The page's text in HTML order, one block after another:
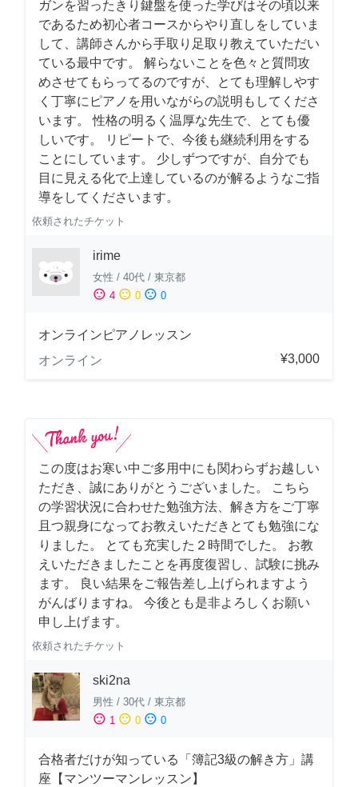
ガンを習ったきり鍵盤を使った学びはその頃以来
であるため初心者コースからやり直しをしていま
して、講師さんから手取り足取り教えていただい
ている最中です。 解らないことを色々と質問攻
めさせてもらってるのですが、とても理解しやす
く丁寧にピアノを用いながらの説明もしてくださ
います。 性格の明るく温厚な先生で、とても優
しいです。 リピートで、今後も継続利用をする
ことにしています。 少しずつですが、自分でも
目に見える化で上達しているのが解るようなご指
導をしてくださいます。
依頼されたチケット
irime
女性 / 40代 / 東京都
sentiment_satisfied 4 sentiment_neutral 0 sentiment_dissatisfied 0
オンラインピアノレッスン
オンライン
¥3,000
この度はお寒い中ご多用中にも関わらずお越しい
ただき、誠にありがとうございました。 こちら
の学習状況に合わせた勉強方法、解き方をご丁寧
且つ親身になってお教えいただきとても勉強にな
りました。 とても充実した２時間でした。 お教
えいただきましたことを再度復習し、試験に挑み
ます。 良い結果をご報告差し上げられますよう
がんばりますね。 今後とも是非よろしくお願い
申し上げます。
依頼されたチケット
ski2na
男性 / 30代 / 東京都
sentiment_satisfied 1 sentiment_neutral 0 sentiment_dissatisfied 0
合格者だけが知っている「簿記3級の解き方」講
座【マンツーマンレッスン】